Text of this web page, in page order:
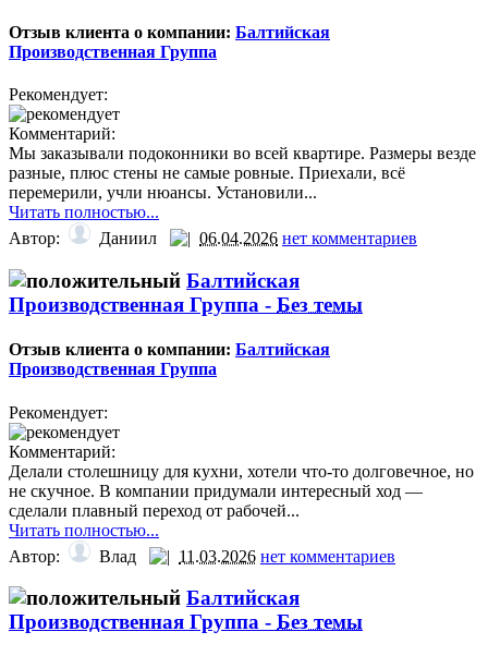
Отзыв клиента о компании: Балтийская
Производственная Группа
Рекомендует:
Комментарий:
Мы заказывали подоконники во всей квартире. Размеры везде
разные, плюс стены не самые ровные. Приехали, всё
перемерили, учли нюансы. Установили...
Читать полностью...
Автор:
Даниил 06.04.2026 нет комментариев
Балтийская
Производственная Группа - Без темы
Отзыв клиента о компании: Балтийская
Производственная Группа
Рекомендует:
Комментарий:
Делали столешницу для кухни, хотели что-то долговечное, но
не скучное. В компании придумали интересный ход —
сделали плавный переход от рабочей...
Читать полностью...
Автор:
Влад 11.03.2026 нет комментариев
Балтийская
Производственная Группа - Без темы